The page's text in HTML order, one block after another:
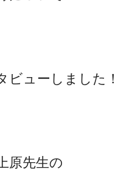
ビューしました！
原先生の